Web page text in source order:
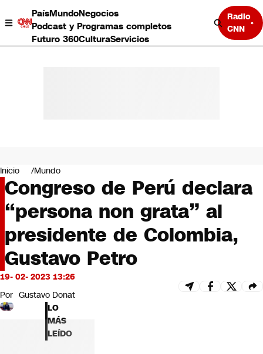
PaísMundoNegocios
Podcast y Programas completos
Futuro 360CulturaServicios
Radio
CNN
Negocios
Deportes
Programas completos
Cultura
Servicios
Bits
CNN tiempo
Futuro 360
Inicio Mundo
Congreso de Perú declara
“persona non grata” al
presidente de Colombia,
Gustavo Petro
19- 02- 2023 13:26
Por Gustavo Donat
LO
MÁS
LEÍDO